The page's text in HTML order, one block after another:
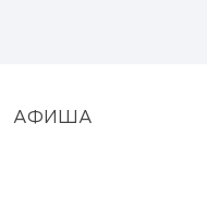
АФИША